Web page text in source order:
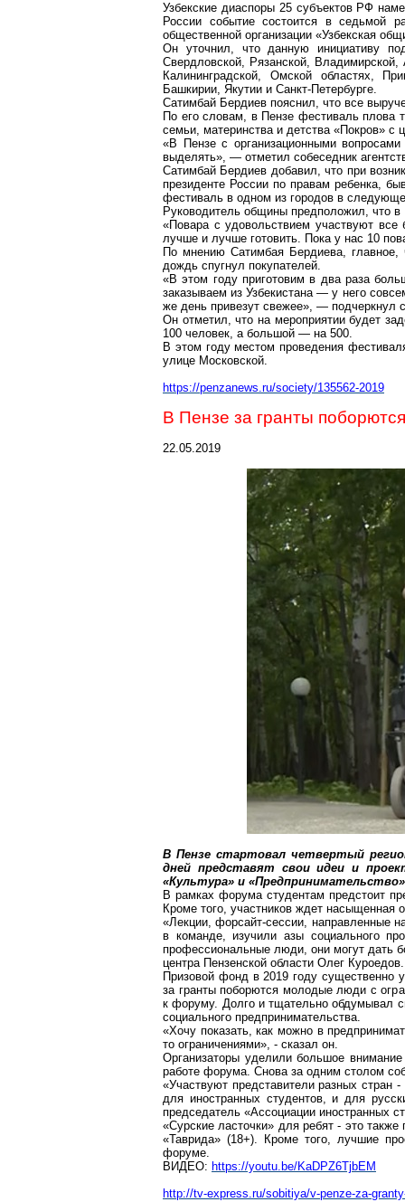
Узбекские диаспоры 25 субъектов РФ
России событие состоится в седьмой
общественной организации «Узбекская
Он уточнил, что данную инициативу
Свердловской, Рязанской, Владимирской,
Калининградской, Омской областях,
Башкирии, Якутии и Санкт-Петербурге.
Сатимбай Бердиев пояснил, что все
По его словам, в Пензе фестиваль плова
семьи, материнства и детства «Покров»
«В Пензе с организационными
выделять», — отметил собеседник
Сатимбай Бердиев добавил, что при
президенте России по правам ребенка,
фестиваль в одном из городов в
Руководитель общины предположил, что
«Повара с удовольствием участвуют
лучше и лучше готовить. Пока у нас 10
По мнениюСатимбая Бердиева,
дождь спугнул покупателей.
«В этом году приготовим в два раза
заказываем из Узбекистана — у него
же день привезут свежее», — подчеркнул
Он отметил, что на мероприятии будет
100 человек, а большой — на 500.
В этом году местом проведения
улице Московской.
https://penzanews.ru/society/135562-2019
В Пензе за гранты
22.05.2019
В Пензе стартовал четвертый
дней представят свои идеи и
«Культура» и
В рамках форума студентам предстоит
Кроме того, участников ждет насыщенная
«Лекции,форсайт-сессии, направленные
в команде, изучили азы социального
профессиональные люди, они могут дать
центра Пензенской области Олег Куроедов.
Призовой фонд в 2019 году существенно
за гранты поборются молодые люди с
к форуму. Долго и тщательно обдумывал
социального предпринимательства.
«Хочу показать, как можно в
то ограничениями», - сказал он.
Организаторы уделили большое
работе форума. Снова за одним столом
«Участвуют представители разных
для иностранных студентов, и для
председатель «Ассоциации иностранных
«Сурские ласточки» для ребят - это
«Таврида» (18+). Кроме того, лучшие
форуме.
ВИДЕО: https://youtu.be/KaDPZ6TjbEM
http://tv-express.ru/sobitiya/v-penze-za-